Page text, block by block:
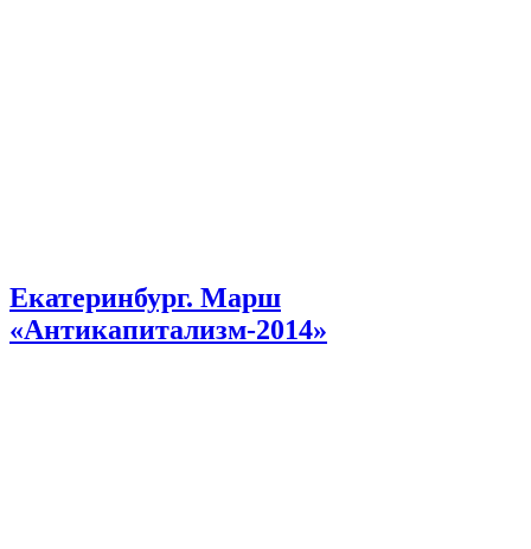
Екатеринбург. Марш
«Антикапитализм-2014»